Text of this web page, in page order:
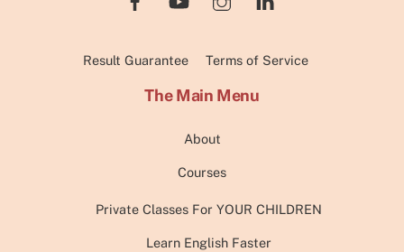
Result Guarantee Terms of Service
The Main Menu
About
Courses
Private Classes For YOUR CHILDREN
Learn English Faster